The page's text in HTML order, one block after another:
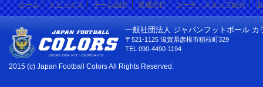
ホーム トピックス チーム紹介 育成方針 コーチ・スタッフ紹介
一般社団法人 ジャパンフットボール カ
〒521-1125 滋賀県彦根市稲枝町329
TEL 090-4490-1194
2015 (c) Japan Football Colors All Rights Reserved.